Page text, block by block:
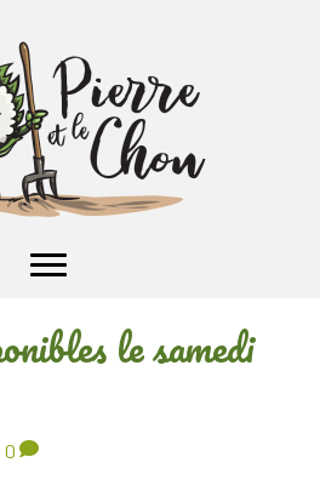
le samedi
0